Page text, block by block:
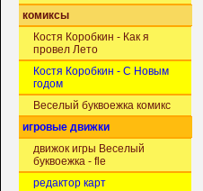
комиксы
Костя Коробкин - Как я
провел Лето
Костя Коробкин - С Новым
годом
Веселый буквоежка комикс
игровые движки
движок игры Веселый
буквоежка - fle
редактор карт